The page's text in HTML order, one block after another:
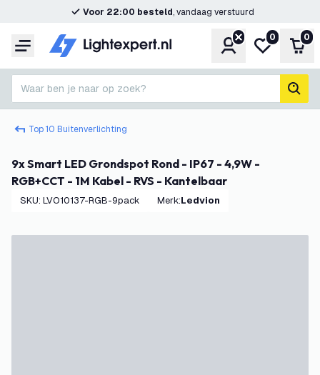
Voor 22:00 besteld, vandaag verstuurd
Menu Account
Mijn
0 0
Waar ben je naar op zoek?
Top 10 Buitenverlichting
9x Smart LED Grondspot Rond - IP67 - 4,9W -
RGB+CCT - 1M Kabel - RVS - Kantelbaar
SKU: LVO10137-RGB-9pack Merk: Ledvion